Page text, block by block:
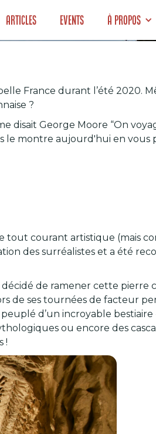
Articles Events À propos
du
France durant l’été 2020.
?
disait George Moore “On
le montre aujourd'hui en vous
tout courant artistique (mais
des surréalistes et a été
de ramener cette pierre
de ses tournées de facteur
d’un incroyable bestiaire
ou encore des
!